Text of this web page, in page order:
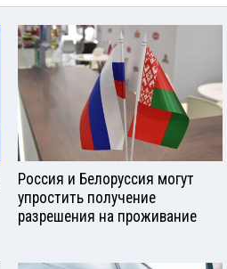
Россия и Белоруссия могут
упростить получение
разрешения на проживание